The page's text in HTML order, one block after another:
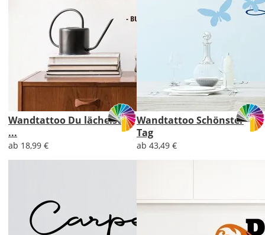
Wandtattoo Du lächelst
...
ab 18,99 €
Wandtattoo Schönster
Tag
ab 43,49 €